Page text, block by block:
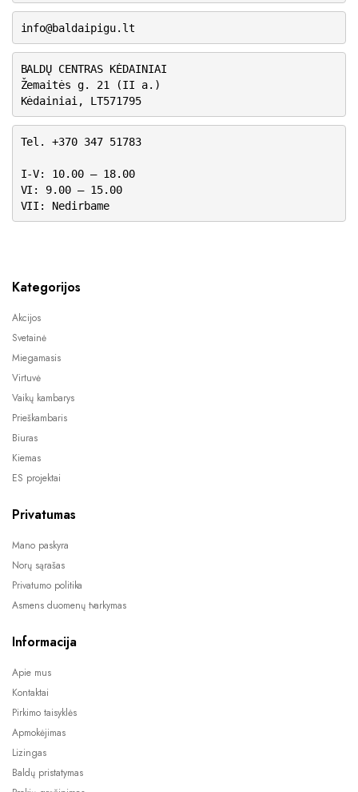
info@baldaipigu.lt
BALDŲ CENTRAS KĖDAINIAI
Žemaitės g. 21 (II a.)
Kėdainiai, LT571795
Tel. +370 347 51783
I-V: 10.00 – 18.00
VI: 9.00 – 15.00
VII: Nedirbame
Kategorijos
Akcijos
Svetainė
Miegamasis
Virtuvė
Vaikų kambarys
Prieškambaris
Biuras
Kiemas
ES projektai
Privatumas
Mano paskyra
Norų sąrašas
Privatumo politika
Asmens duomenų tvarkymas
Informacija
Apie mus
Kontaktai
Pirkimo taisyklės
Apmokėjimas
Lizingas
Baldų pristatymas